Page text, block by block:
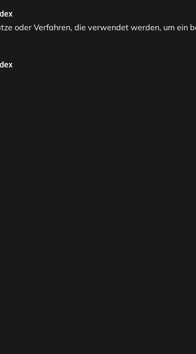
oder Verfahren, die verwendet werden, um ein